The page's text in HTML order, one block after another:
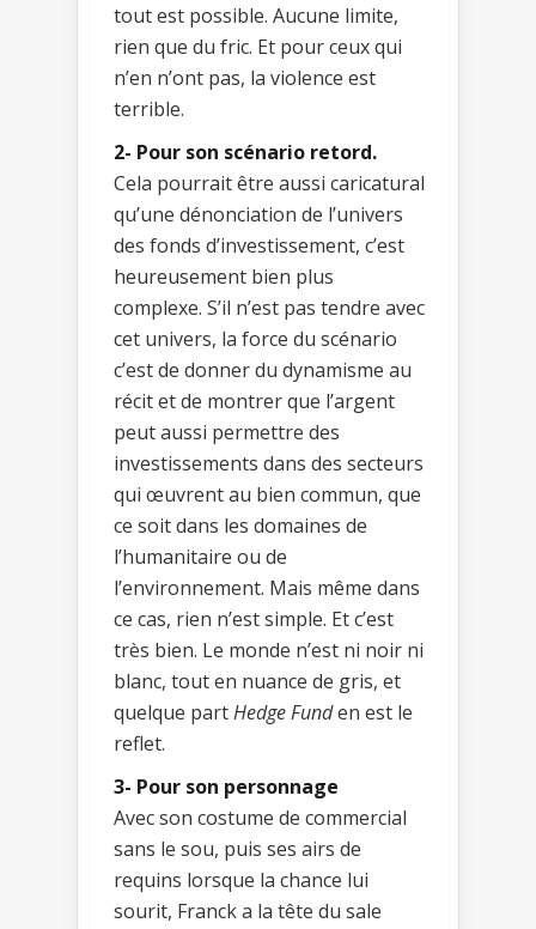
tout est possible. Aucune limite,
rien que du fric. Et pour ceux qui
n’en n’ont pas, la violence est
terrible.
2- Pour son scénario retord.
Cela pourrait être aussi caricatural
qu’une dénonciation de l’univers
des fonds d’investissement, c’est
heureusement bien plus
complexe. S’il n’est pas tendre avec
cet univers, la force du scénario
c’est de donner du dynamisme au
récit et de montrer que l’argent
peut aussi permettre des
investissements dans des secteurs
qui œuvrent au bien commun, que
ce soit dans les domaines de
l’humanitaire ou de
l’environnement. Mais même dans
ce cas, rien n’est simple. Et c’est
très bien. Le monde n’est ni noir ni
blanc, tout en nuance de gris, et
quelque partHedge Funden est le
reflet.
3- Pour son personnage
Avec son costume de commercial
sans le sou, puis ses airs de
requins lorsque la chance lui
sourit, Franck a la tête du sale